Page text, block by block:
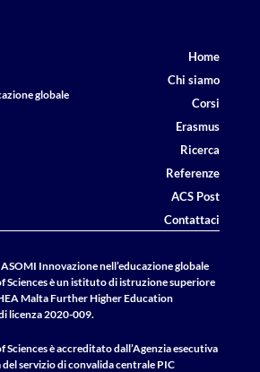
globale
Home
Chi siamo
Corsi
Erasmus
Ricerca
Referenze
ACS Post
Contattaci
Innovazione nell’educazione globale
Sciences è un istituto di istruzione superiore
Malta Further Higher Education
licenza 2020-009.
Sciences è accreditato dall’Agenzia esecutiva
servizio di convalida centrale PIC